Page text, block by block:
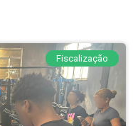
Fiscalização